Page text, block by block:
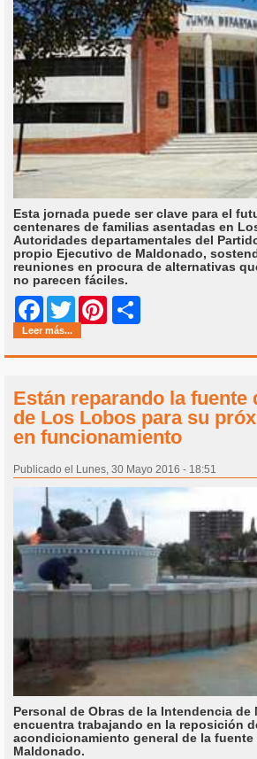
Esta jornada puede ser clave para el
centenares de familias asentadas en
Autoridades departamentales del
propio Ejecutivo de Maldonado,
reuniones en procura de alternativas
no parecen fáciles.
Facebook
Twitter Pinterest
Leer más...
Están reparando la fuente
de Los Lobos para su
en funcionamiento
Publicado el Lunes, 30 Mayo 2016 - 18:51
Personal de Obras de la Intendencia de
encuentra trabajando en la reposición
acondicionamiento general de la
Maldonado.